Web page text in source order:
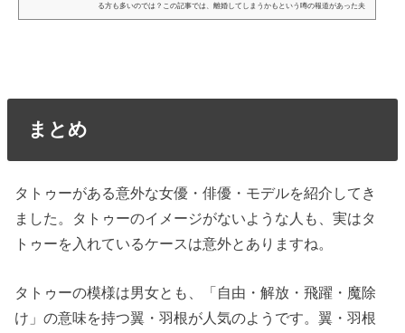
る方も多いのでは？この記事では、離婚してしまうかもという噂の報道があった夫
婦の報道を実名噂とともにまとめます。【あくまでも報道・噂をまとめたものです
まとめ
タトゥーがある意外な女優・俳優・モデルを紹介してき
ました。タトゥーのイメージがないような人も、実はタ
トゥーを入れているケースは意外とありますね。
タトゥーの模様は男女とも、「自由・解放・飛躍・魔除
け」の意味を持つ翼・羽根が人気のようです。翼・羽根